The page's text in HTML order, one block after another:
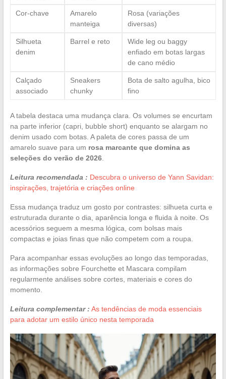
Cor-chave
Amarelo
manteiga
Rosa (variações
diversas)
Silhueta
denim
Barrel e reto
Wide leg ou baggy
enfiado em botas largas
de cano médio
Calçado
associado
Sneakers
chunky
Bota de salto agulha, bico
fino
A tabela destaca uma mudança clara. Os volumes se encurtam
na parte inferior (capri, bubble short) enquanto se alargam no
denim usado com botas. A paleta de cores passa de um
amarelo suave para um rosa marcante que domina as
seleções do verão de 2026.
Leitura recomendada : Descubra o universo de Yann Savidan:
inspirações, trajetória e criações online
Essa mudança traduz um gosto por contrastes: silhueta curta e
estruturada durante o dia, aparência longa e fluida à noite. Os
acessórios seguem a mesma lógica, com bolsas mais
compactas e joias finas que não competem com a roupa.
Para acompanhar essas evoluções ao longo das temporadas,
as informações sobre Fourchette et Mascara compilam
regularmente análises sobre cortes, materiais e cores do
momento.
Leitura complementar : As tendências de moda essenciais
para adotar um estilo único nesta temporada